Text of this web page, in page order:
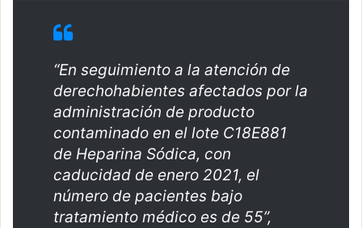
“En seguimiento a la atención de
derechohabientes afectados por la
administración de producto
contaminado en el lote C18E881
de Heparina Sódica, con
caducidad de enero 2021, el
número de pacientes bajo
tratamiento médico es de 55”,